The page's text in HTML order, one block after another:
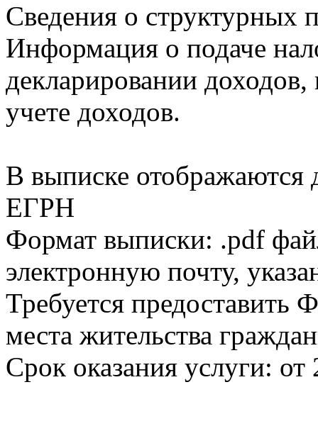
Сведения о структурных
Информация о подаче
декларировании доходов,
учете доходов.
В выписке
ЕГРН
Формат выписки: .pdf
электронную почту,
Требуется
места жительства
Срок оказания услуги: от